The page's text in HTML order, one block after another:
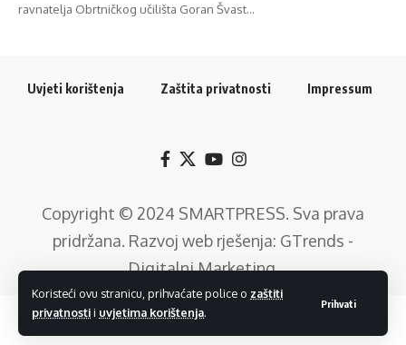
Koristeći ovu stranicu, prihvaćate police o zaštiti
privatnostii uvjetima korištenja.
Prihvati
ravnatelja Obrtničkog učilišta Goran Švast…
Uvjeti korištenja Zaštita privatnosti Impressum
Copyright © 2024 SMARTPRESS. Sva prava
pridržana. Razvoj web rješenja: GTrends -
Digitalni Marketing.